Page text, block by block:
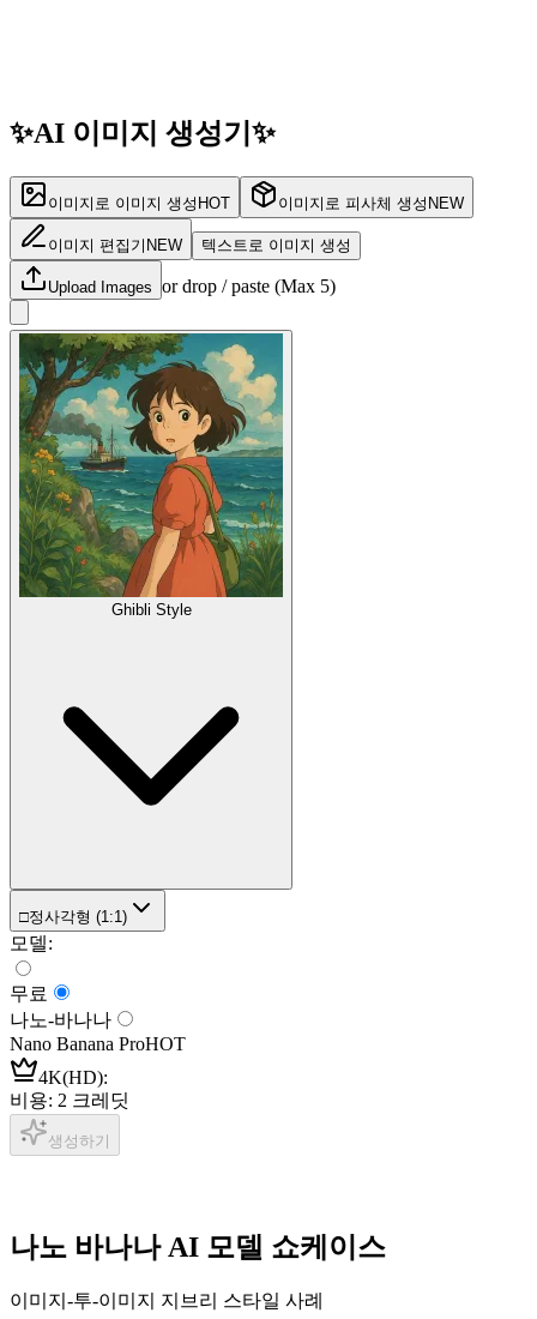
✨AI 이미지 생성기 ✨
이미지로 이미지 생성 HOT 이미지로 피사체 생성 NEW
이미지 편집기 NEW 텍스트로 이미지 생성
Upload Images or drop / paste (Max 5)
Ghibli Style
□정사각형 (1:1)
모델:
무료
나노-바나나
Nano Banana ProHOT
4K(HD):
비용: 2 크레딧
생성하기
나노 바나나 AI 모델 쇼케이스
이미지-투-이미지 지브리 스타일 사례